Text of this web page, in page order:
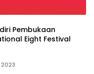
Pembukaan
Eight Festival